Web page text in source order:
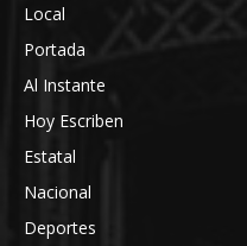
Local
Portada
Al Instante
Hoy Escriben
Estatal
Nacional
Deportes